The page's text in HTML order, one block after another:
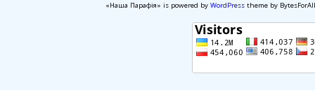
«Наша Парафія» is powered by WordPresstheme by